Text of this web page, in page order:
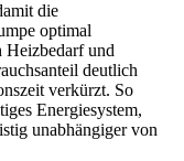
die
optimal
Heizbedarf und
deutlich
verkürzt. So
Energiesystem,
unabhängiger von